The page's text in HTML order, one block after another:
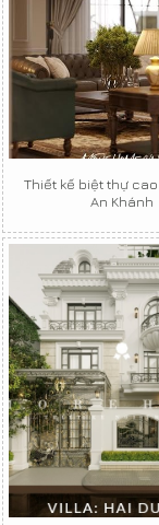
Thiết kế biệt thự
An Khánh